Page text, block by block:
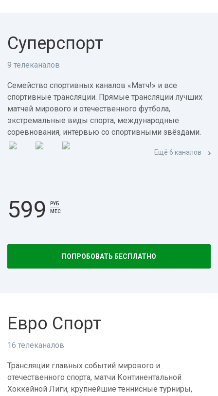
Суперспорт
9 телеканалов
Семейство спортивных каналов «Матч!» и все
спортивные трансляции. Прямые трансляции лучших
матчей мирового и отечественного футбола,
экстремальные виды спорта, международные
соревнования, интервью со спортивными звёздами.
Ещё 6 каналов
599
РУБ
МЕС
ПОПРОБОВАТЬ БЕСПЛАТНО
Евро Спорт
16 телеканалов
Трансляции главных событий мирового и
отечественного спорта, матчи Континентальной
Хоккейной Лиги, крупнейшие теннисные турниры,